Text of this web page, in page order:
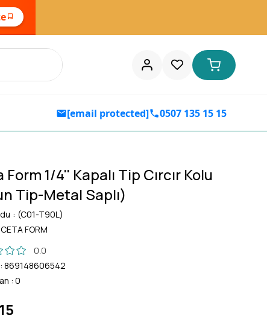
[email protected] 0507 135 15 15
Form 1/4'' Kapalı Tip Cırcır Kolu
Tip-Metal Saplı)
(C01-T90L)
CETA FORM
0.0
: 869148606542
: 0